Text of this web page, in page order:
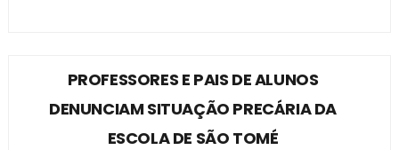
PROFESSORES E PAIS DE ALUNOS
DENUNCIAM SITUAÇÃO PRECÁRIA DA
ESCOLA DE SÃO TOMÉ